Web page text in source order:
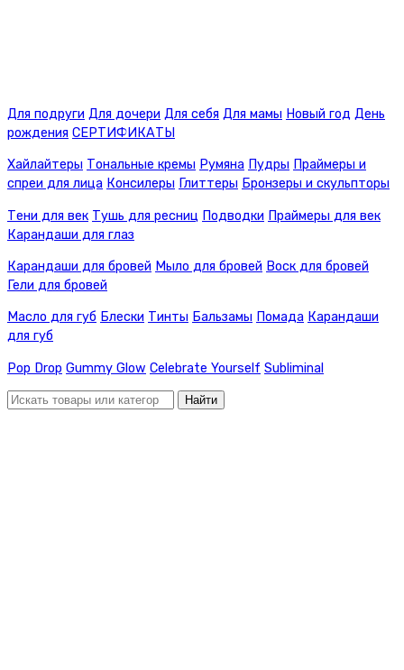
Для подруги Для дочери Для себя Для мамы Новый год День
рождения СЕРТИФИКАТЫ
Хайлайтеры Тональные кремы Румяна Пудры Праймеры и
спреи для лица Консилеры Глиттеры Бронзеры и скульпторы
Тени для век Тушь для ресниц Подводки Праймеры для век
Карандаши для глаз
Карандаши для бровей Мыло для бровей Воск для бровей
Гели для бровей
Масло для губ Блески Тинты Бальзамы Помада Карандаши
для губ
Pop Drop Gummy Glow Celebrate Yourself Subliminal
Найти